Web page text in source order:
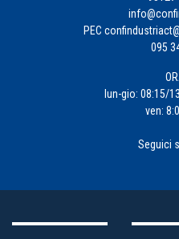
PEC
095
lun-gio: 08:15/
ven:
Seguici